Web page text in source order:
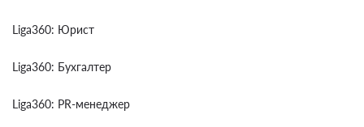
Liga360: Юрист
Liga360: Бухгалтер
Liga360: PR-менеджер